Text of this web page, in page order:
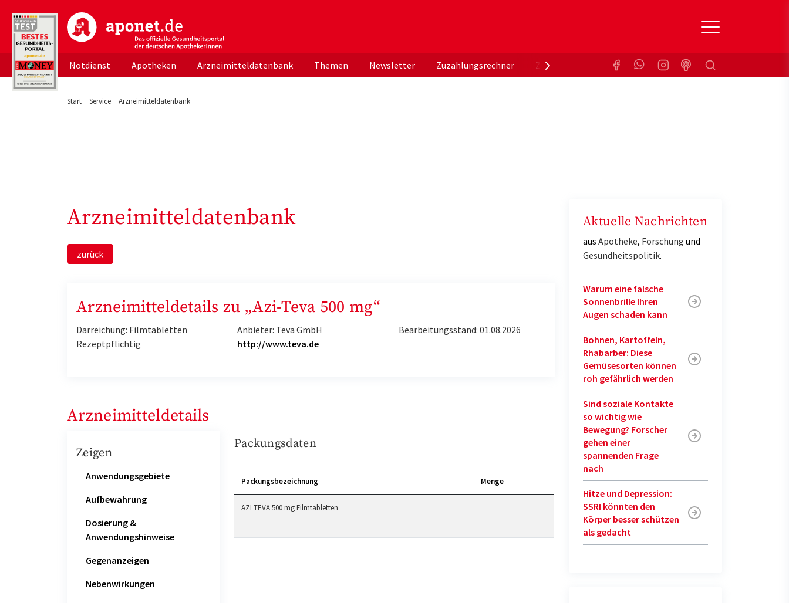
aponet.de - Das offizielle Gesundheitsportal der deutschen ApothekerInnen
Notdienst Apotheken Arzneimitteldatenbank Themen Newsletter Zuzahlungsrechner Zuzahlungsbefreiung KrankenkasseSuchen
Start Service Arzneimitteldatenbank
Arzneimitteldatenbank
zurück
Arzneimitteldetails zu „Azi-Teva 500 mg“
Darreichung: Filmtabletten
Rezeptpflichtig
Anbieter: Teva GmbH
http://www.teva.de
Bearbeitungsstand: 01.08.2026
Arzneimitteldetails
Zeigen
Anwendungsgebiete
Aufbewahrung
Dosierung &
Anwendungshinweise
Gegenanzeigen
Nebenwirkungen
Packungsdaten
Packungsbezeichnung Menge
AZI TEVA 500 mg Filmtabletten
Aktuelle Nachrichten
aus Apotheke, Forschung und
Gesundheitspolitik.
Warum eine falsche
Sonnenbrille Ihren
Augen schaden kann
Bohnen, Kartoffeln,
Rhabarber: Diese
Gemüsesorten können
roh gefährlich werden
Sind soziale Kontakte
so wichtig wie
Bewegung? Forscher
gehen einer
spannenden Frage
nach
Hitze und Depression:
SSRI könnten den
Körper besser schützen
als gedacht